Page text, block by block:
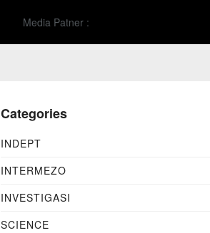
Media Patner :
Categories
INDEPT
INTERMEZO
INVESTIGASI
SCIENCE